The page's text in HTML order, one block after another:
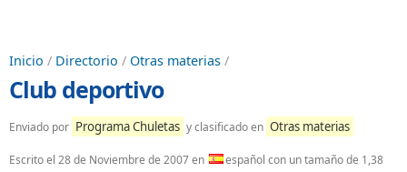
Inicio / Directorio / Otras materias /
Club deportivo
Enviado por Programa Chuletas y clasificado en Otras materias
Escrito el 28 de Noviembre de 2007en español con un tamaño de 1,38